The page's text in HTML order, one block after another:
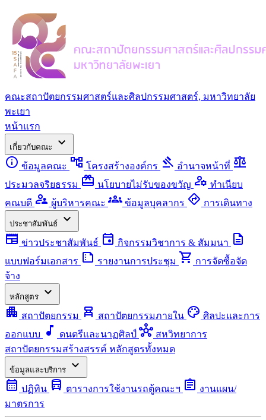
คณะสถาปัตยกรรมศาสตร์และศิลปกรรมศาสตร์, มหาวิทยาลัย
พะเยา
หน้าแรก
เกี่ยวกับคณะ
expand_more
info ข้อมูลคณะ account_tree โครงสร้างองค์กร gavel อำนาจหน้าที่ balance
ประมวลจริยธรรม redeem นโยบายไม่รับของขวัญ manage_accounts ทำเนียบ
คณบดี supervisor_account ผู้บริหารคณะ groups ข้อมูลบุคลากร directions การเดินทาง
ประชาสัมพันธ์
expand_more
newspaper ข่าวประชาสัมพันธ์ event กิจกรรมวิชาการ & สัมมนา description
แบบฟอร์มเอกสาร summarize รายงานการประชุม shopping_cart การจัดซื้อจัด
จ้าง
หลักสูตร
expand_more
apartment สถาปัตยกรรม chair_alt สถาปัตยกรรมภายใน palette ศิลปะและการ
ออกแบบ
music_note ดนตรีและนาฏศิลป์ hub สหวิทยาการ
สถาปัตยกรรมสร้างสรรค์ หลักสูตรทั้งหมด
ข้อมูลและบริการ
expand_more
calendar_month ปฏิทิน directions_bus ตารางการใช้งานรถตู้คณะฯ assignment งานแผน/
มาตรการ